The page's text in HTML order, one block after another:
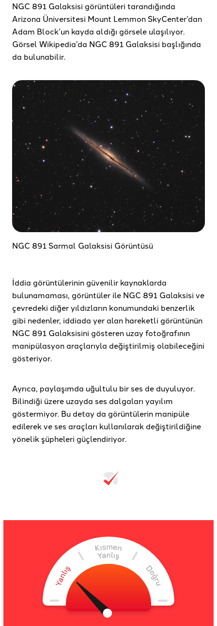
NGC 891 Galaksisi görüntüleri tarandığında
Arizona Üniversitesi Mount Lemmon SkyCenter’dan
Adam Block’un kayda aldığı görsele ulaşılıyor.
Görsel Wikipedia’da NGC 891 Galaksisi başlığında
da bulunabilir.
NGC 891 Sarmal Galaksisi Görüntüsü
İddia görüntülerinin güvenilir kaynaklarda
bulunamaması, görüntüler ile NGC 891 Galaksisi ve
çevredeki diğer yıldızların konumundaki benzerlik
gibi nedenler, iddiada yer alan hareketli görüntünün
NGC 891 Galaksisini gösteren uzay fotoğrafının
manipülasyon araçlarıyla değiştirilmiş olabileceğini
gösteriyor.
Ayrıca, paylaşımda uğultulu bir ses de duyuluyor.
Bilindiği üzere uzayda ses dalgaları yayılım
göstermiyor. Bu detay da görüntülerin manipüle
edilerek ve ses araçları kullanılarak değiştirildiğine
yönelik şüpheleri güçlendiriyor.